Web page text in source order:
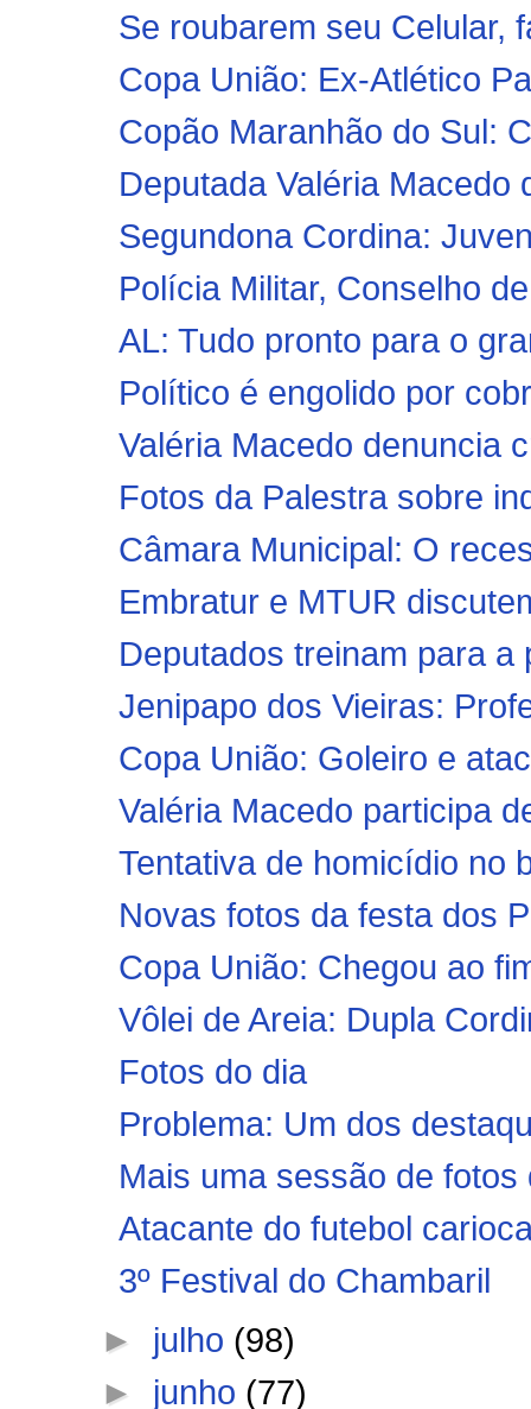
Se roubarem seu Celular,
Copa União: Ex-Atlético
Copão Maranhão do Sul:
Deputada Valéria Macedo
Segundona Cordina:
Polícia Militar, Conselho
AL: Tudo pronto para o
Político é engolido por
Valéria Macedo denuncia
Fotos da Palestra sobre
Câmara Municipal: O
Embratur e MTUR
Deputados treinam para a
Jenipapo dos Vieiras:
Copa União: Goleiro e
Valéria Macedo participa
Tentativa de homicídio no
Novas fotos da festa dos
Copa União: Chegou ao
Vôlei de Areia: Dupla
Fotos do dia
Problema: Um dos
Mais uma sessão de
Atacante do futebol
3º Festival do Chambaril
► julho (98)
► junho (77)